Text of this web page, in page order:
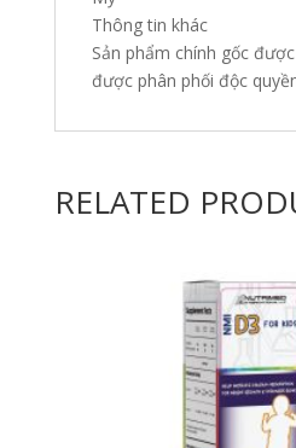
Thông tin khác
Sản phẩm chính gốc
được phân phối độc
RELATED